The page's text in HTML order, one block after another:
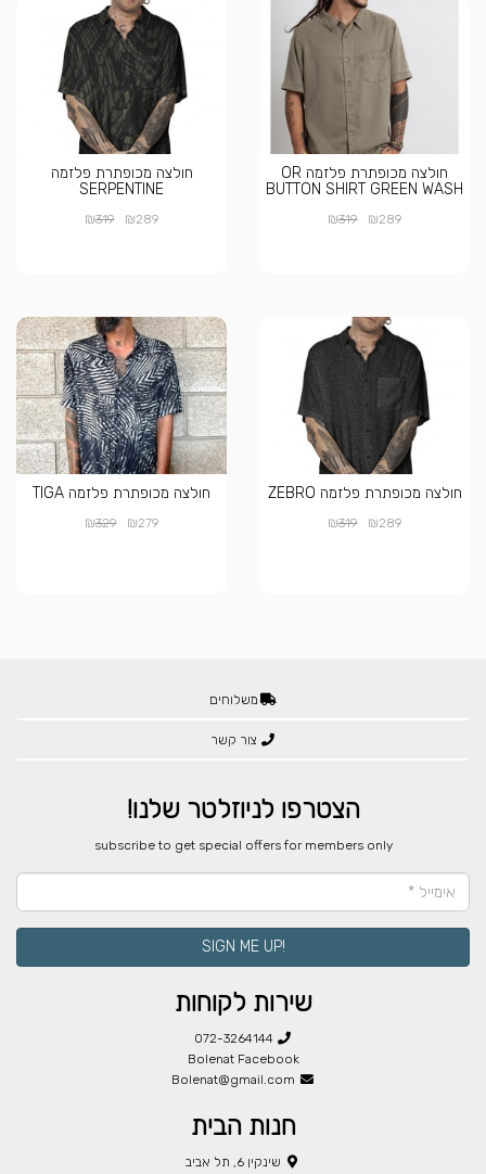
חולצה מכופתרת פלזמה OR
BUTTON SHIRT GREEN WASH
₪289
₪319
חולצה מכופתרת פלזמה
SERPENTINE
₪289
₪319
חולצה מכופתרת פלזמה ZEBRO
₪289
₪319
חולצה מכופתרת פלזמה TIGA
₪279
₪329
משלוחים
צור קשר
הצטרפו לניוזלטר שלנו!
​subscribe to get special offers for members only
!SIGN ME UP
שירות לקוחות
072-3264144
Bolenat Facebook
Bolenat@gmail.com
חנות הבית
שינקין 6, תל אביב